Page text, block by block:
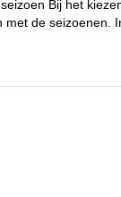
Bij het
met de seizoenen.